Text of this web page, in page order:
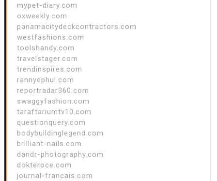
mypet-diary.com
oxweekly.com
panamacitydeckcontractors.com
westfashions.com
toolshandy.com
travelstager.com
trendinspires.com
rannyephul.com
reportradar360.com
swaggyfashion.com
taraftariumtv10.com
questionquery.com
bodybuildinglegend.com
brilliant-nails.com
dandr-photography.com
dokteroce.com
journal-francais.com